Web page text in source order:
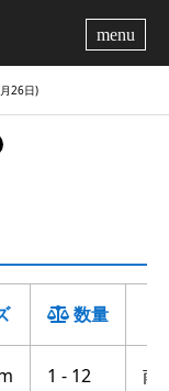
26日)
数量
1 - 12 南